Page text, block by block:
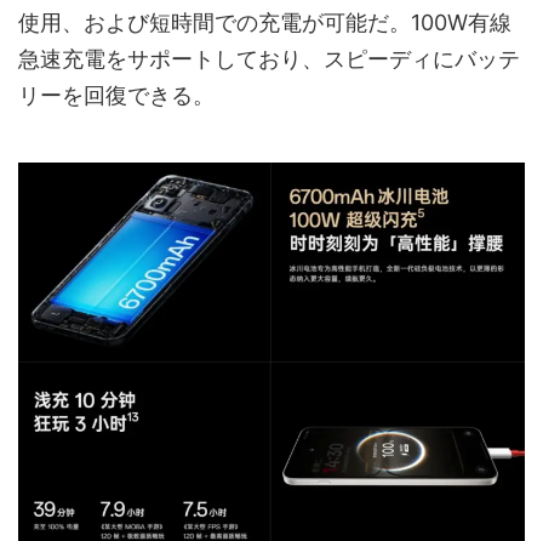
使用、および短時間での充電が可能だ。100W有線
急速充電をサポートしており、スピーディにバッテ
リーを回復できる。